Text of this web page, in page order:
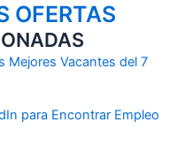
OFERTAS
Mejores Vacantes del 7
para Encontrar Empleo